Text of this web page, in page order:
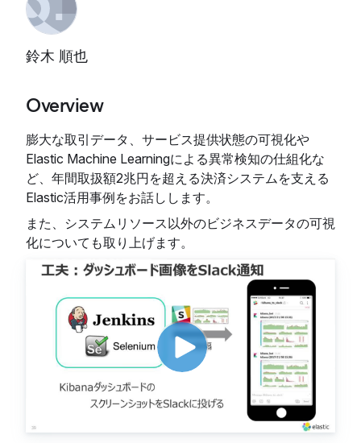
鈴木 順也
Overview
膨大な取引データ、サービス提供状態の可視化や
Elastic Machine Learningによる異常検知の仕組化な
ど、年間取扱額2兆円を超える決済システムを支える
Elastic活用事例をお話しします。
また、システムリソース以外のビジネスデータの可視
化についても取り上げます。